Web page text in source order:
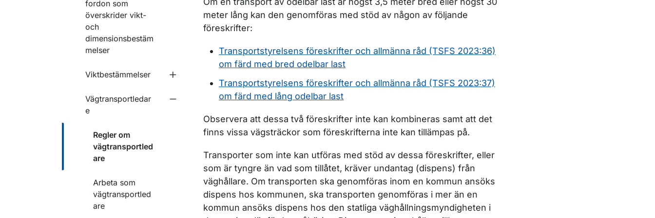
fordon som
överskrider vikt-
och
dimensionsbestäm
melser
Viktbestämmelser
Undermeny för Viktbestämmelser
Vägtransportledar
e
Undermeny för Vägtransportledare
Regler om
vägtransportled
are
Arbeta som
vägtransportled
are
meter lång kan den genomföras med stöd av någon av följande
föreskrifter:
Transportstyrelsens föreskrifter och allmänna råd (TSFS 2023:36)
om färd med bred odelbar last
Transportstyrelsens föreskrifter och allmänna råd (TSFS 2023:37)
om färd med lång odelbar last
Observera att dessa två föreskrifter inte kan kombineras samt att det
finns vissa vägsträckor som föreskrifterna inte kan tillämpas på.
Transporter som inte kan utföras med stöd av dessa föreskrifter, eller
som är tyngre än vad som tillåtet, kräver undantag (dispens) från
väghållare. Om transporten ska genomföras inom en kommun ansöks
dispens hos kommunen, ska transporten genomföras i mer än en
kommun ansöks dispens hos den statliga väghållningsmyndigheten i